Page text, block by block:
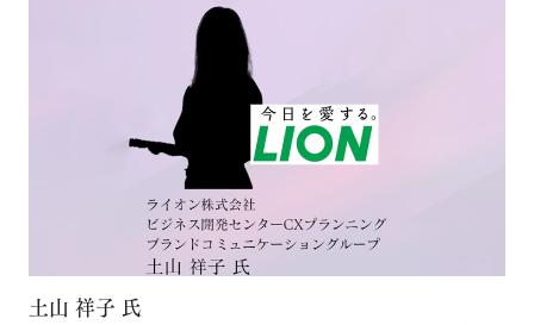
土山 祥子 氏